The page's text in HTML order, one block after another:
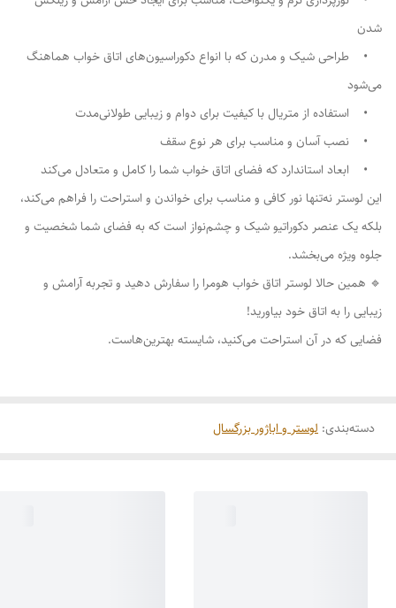
شدن
• طراحی شیک و مدرن که با انواع دکوراسیون‌های اتاق خواب هماهنگ
می‌شود
• استفاده از متریال با کیفیت برای دوام و زیبایی طولانی‌مدت
• نصب آسان و مناسب برای هر نوع سقف
• ابعاد استاندارد که فضای اتاق خواب شما را کامل و متعادل می‌کند
این لوستر نه‌تنها نور کافی و مناسب برای خواندن و استراحت را فراهم می‌کند،
بلکه یک عنصر دکوراتیو شیک و چشم‌نواز است که به فضای شما شخصیت و
جلوه ویژه می‌بخشد.
🔹 همین حالا لوستر اتاق خواب هومرا را سفارش دهید و تجربه آرامش و
زیبایی را به اتاق خود بیاورید!
فضایی که در آن استراحت می‌کنید، شایسته بهترین‌هاست.
دسته‌بندی: لوستر و اباژور بزرگسال